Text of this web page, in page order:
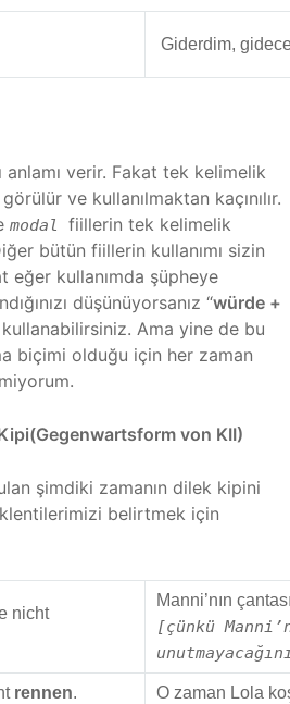
Giderdim,
anlamı verir. Fakat tek kelimelik
ve kullanılmaktan kaçınılır.
modal fiillerin tek kelimelik
bütün fiillerin kullanımı sizin
eğer kullanımda şüpheye
düşünüyorsanız “würde +
kullanabilirsiniz. Ama yine de bu
biçimi olduğu için her zaman
von KII)
şimdiki zamanın dilek kipini
belirtmek için
nicht
Manni’nın
[çünkü
rennen. O zaman Lola